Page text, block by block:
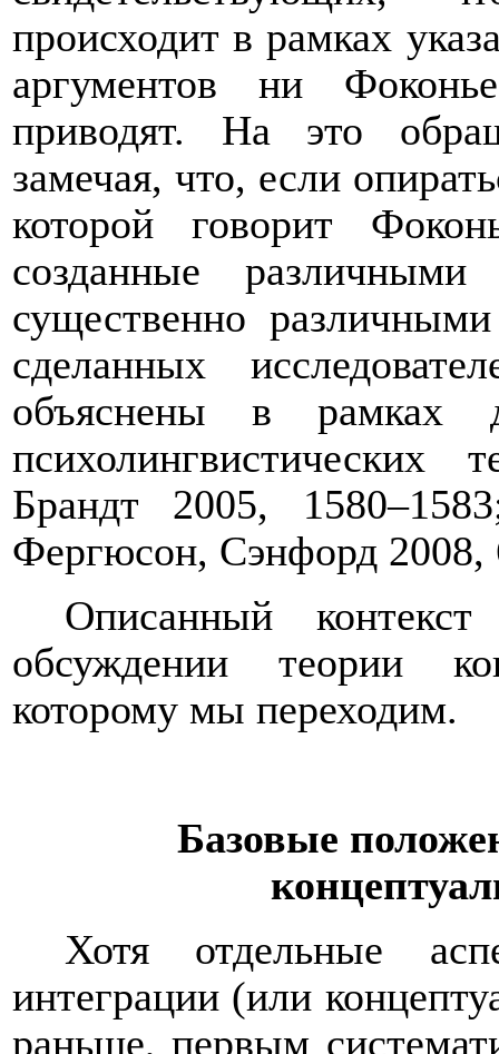
происходит в рамках
аргументов ни
приводят. На это
замечая, что, если
которой говорит
созданные
существенно
сделанных
объяснены в рамках
Брандт 2005, 1580–
Фергюсон, Сэнфорд 2008,
Описанный
обсуждении теории
которому мы переходим.
Базовые
Хотя отдельные
интеграции (или
раньше, первым